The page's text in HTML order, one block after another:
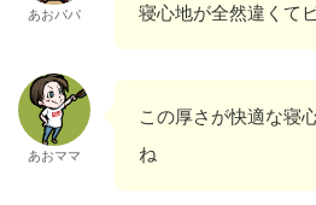
あおパパ
寝心地が全然違くて
あおママ
この厚さが快適な寝
ね